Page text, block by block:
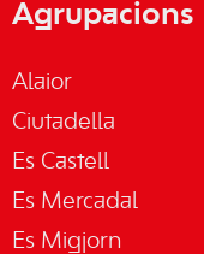
Agrupacions
Alaior
Ciutadella
Es Castell
Es Mercadal
Es Migjorn